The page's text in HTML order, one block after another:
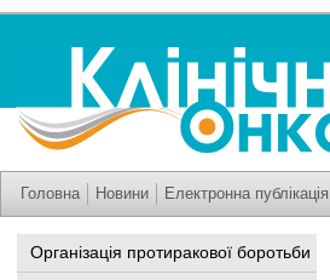
Головна Новини Електронна публікація
Організація протиракової боротьби